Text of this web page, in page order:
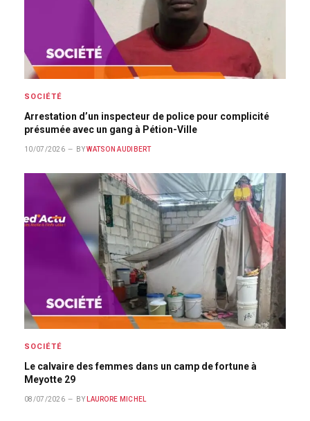
SOCIÉTÉ
Arrestation d’un inspecteur de police pour complicité
présumée avec un gang à Pétion-Ville
10/07/2026 BY WATSON AUDIBERT
SOCIÉTÉ
Le calvaire des femmes dans un camp de fortune à
Meyotte 29
08/07/2026 BY LAURORE MICHEL